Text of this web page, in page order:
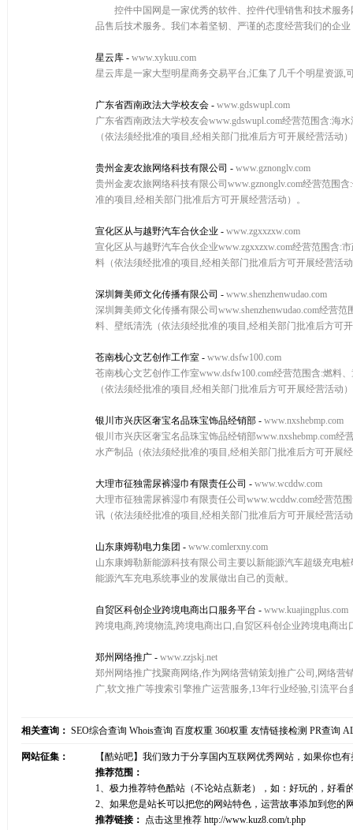
控件中国网是一家优秀的软件、控件代理销售和技术服务
品售后技术服务。我们本着坚韧、严谨的态度经营我们的企
星云库 - www.xykuu.com
星云库是一家大型明星商务交易平台,汇集了几千个明星资源
广东省西南政法大学校友会 - www.gdswupl.com
广东省西南政法大学校友会www.gdswupl.com经营范围含:海
（依法须经批准的项目,经相关部门批准后方可开展经营活动
贵州金麦农旅网络科技有限公司 - www.gznonglv.com
贵州金麦农旅网络科技有限公司www.gznonglv.com经营范围
准的项目,经相关部门批准后方可开展经营活动）。
宣化区从与越野汽车合伙企业 - www.zgxxzxw.com
宣化区从与越野汽车合伙企业www.zgxxzxw.com经营范围含
料（依法须经批准的项目,经相关部门批准后方可开展经营活
深圳舞美师文化传播有限公司 - www.shenzhenwudao.com
深圳舞美师文化传播有限公司www.shenzhenwudao.com经营
料、壁纸清洗（依法须经批准的项目,经相关部门批准后方可
苍南栈心文艺创作工作室 - www.dsfw100.com
苍南栈心文艺创作工作室www.dsfw100.com经营范围含:燃料
（依法须经批准的项目,经相关部门批准后方可开展经营活动
银川市兴庆区奢宝名品珠宝饰品经销部 - www.nxshebmp.com
银川市兴庆区奢宝名品珠宝饰品经销部www.nxshebmp.com
水产制品（依法须经批准的项目,经相关部门批准后方可开展
大理市征独需尿裤湿巾有限责任公司 - www.wcddw.com
大理市征独需尿裤湿巾有限责任公司www.wcddw.com经营
讯（依法须经批准的项目,经相关部门批准后方可开展经营活
山东康姆勒电力集团 - www.comlerxny.com
山东康姆勒新能源科技有限公司主要以新能源汽车超级充电
能源汽车充电系统事业的发展做出自己的贡献。
自贸区科创企业跨境电商出口服务平台 - www.kuajingplus.com
跨境电商,跨境物流,跨境电商出口,自贸区科创企业跨境电商出
郑州网络推广 - www.zzjskj.net
郑州网络推广找聚商网络,作为网络营销策划推广公司,网络营
广,软文推广等搜索引擎推广运营服务,13年行业经验,引流平
相关查询： SEO综合查询 Whois查询 百度权重 360权重 友情链接检测 PR查询
网站征集：
【酷站吧】我们致力于分享国内互联网优秀网站，如果你也
推荐范围：
1、极力推荐特色酷站（不论站点新老），如：好玩的，好
2、如果您是站长可以把您的网站特色，运营故事添加到您
推荐链接： 点击这里推荐 http://www.kuz8.com/t.php